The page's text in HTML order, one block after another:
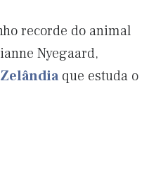
recorde do animal
Nyegaard,
que estuda o